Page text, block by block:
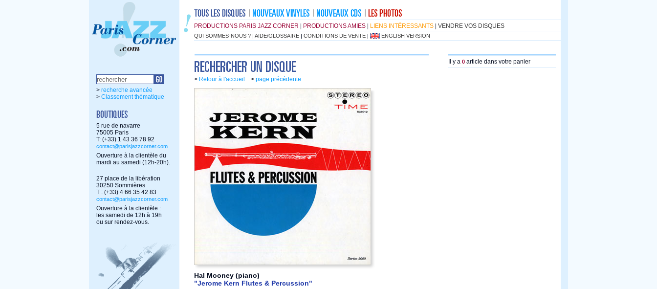
PRODUCTIONS PARIS JAZZ CORNER PRODUCTIONS AMIES LIENS INTÉRESSANTS VENDRE VOS DISQUES
QUI SOMMES-NOUS ? | AIDE/GLOSSAIRE | CONDITIONS DE VENTE | ENGLISH VERSION
> recherche avancée
> Classement thématique
5 rue de navarre
75005 Paris
T: (+33) 1 43 36 78 92
contact@parisjazzcorner.com
Ouverture à la clientèle du
mardi au samedi (12h-20h).
27 place de la libération
30250 Sommières
T : (+33) 4 66 35 42 83
contact@parisjazzcorner.com
Ouverture à la clientèle :
les samedi de 12h à 19h
ou sur rendez-vous.
> Retour à l'accueil > page précédente
Hal Mooney (piano)
"Jerome Kern Flutes & Percussion"
Il y a 0 article dans votre panier